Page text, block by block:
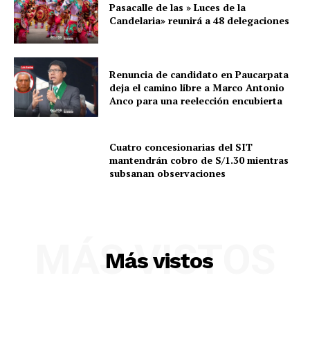
Pasacalle de las » Luces de la
Candelaria» reunirá a 48 delegaciones
Renuncia de candidato en Paucarpata
deja el camino libre a Marco Antonio
Anco para una reelección encubierta
Cuatro concesionarias del SIT
mantendrán cobro de S/1.30 mientras
subsanan observaciones
Más vistos
MÁS VISTOS